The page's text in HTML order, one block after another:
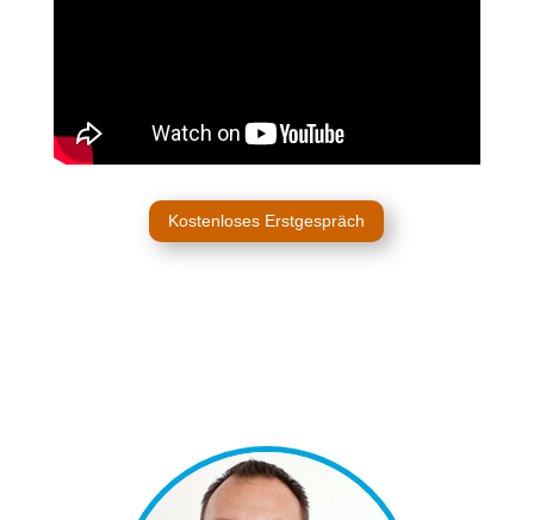
Kostenloses Erstgespräch